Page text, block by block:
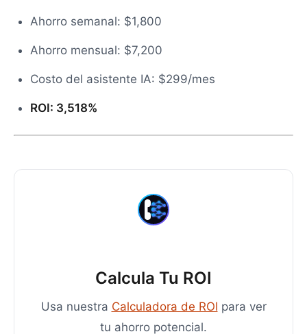
Ahorro semanal: $1,800
Ahorro mensual: $7,200
Costo del asistente IA: $299/mes
ROI: 3,518%
Calcula Tu ROI
Usa nuestra Calculadora de ROI para ver
tu ahorro potencial.